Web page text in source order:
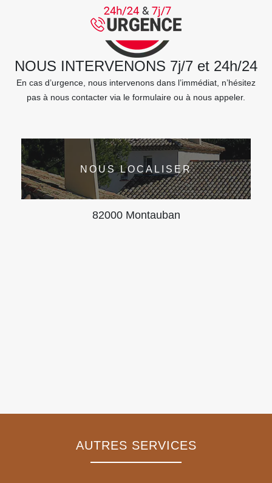
NOUS INTERVENONS 7j/7 et 24h/24
En cas d’urgence, nous intervenons dans l’immédiat, n’hésitez
pas à nous contacter via le formulaire ou à nous appeler.
NOUS LOCALISER
82000 Montauban
AUTRES SERVICES